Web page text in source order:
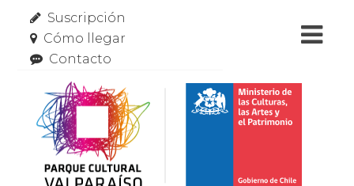
Suscripción
Cómo llegar
Contacto